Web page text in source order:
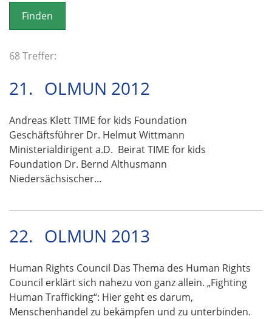
o
n
68 Treffer:
21. OLMUN 2012
Andreas Klett TIME for kids Foundation
Geschäftsführer Dr. Helmut Wittmann
Ministerialdirigent a.D. Beirat TIME for kids
Foundation Dr. Bernd Althusmann
Niedersächsischer…
22. OLMUN 2013
Human Rights Council Das Thema des Human Rights
Council erklärt sich nahezu von ganz allein. „Fighting
Human Trafficking“: Hier geht es darum,
Menschenhandel zu bekämpfen und zu unterbinden.